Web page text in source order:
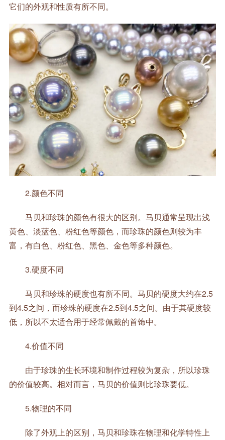
它们的外观和性质有所不同。
2.颜色不同
马贝和珍珠的颜色有很大的区别。马贝通常呈现出浅
黄色、淡蓝色、粉红色等颜色，而珍珠的颜色则较为丰
富，有白色、粉红色、黑色、金色等多种颜色。
3.硬度不同
马贝和珍珠的硬度也有所不同。马贝的硬度大约在2.5
到4.5之间，而珍珠的硬度在2.5到4.5之间。由于其硬度较
低，所以不太适合用于经常佩戴的首饰中。
4.价值不同
由于珍珠的生长环境和制作过程较为复杂，所以珍珠
的价值较高。相对而言，马贝的价值则比珍珠要低。
5.物理的不同
除了外观上的区别，马贝和珍珠在物理和化学特性上